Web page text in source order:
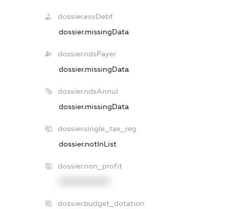
dossier.esvDebt
dossier.missingData
dossier.ndsPayer
dossier.missingData
dossier.ndsAnnul
dossier.missingData
dossier.single_tax_reg
dossier.notInList
dossier.non_profit
dossier.budget_dotation